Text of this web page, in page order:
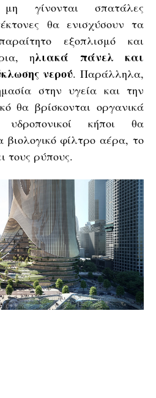
γίνονται σπατάλες
θα ενισχύσουν τα
εξοπλισμό και
ηλιακά πάνελ και
νερού. Παράλληλα,
στην υγεία και την
θα βρίσκονται οργανικά
υδροπονικοί κήποι θα
βιολογικό φίλτρο αέρα, το
τους ρύπους.